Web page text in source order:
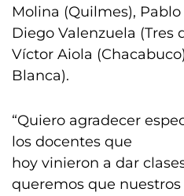
Molina (Quilmes),
Diego Valenzuela (Tres
Víctor Aiola
Blanca).
“Quiero agradecer
los docentes que
hoy vinieron a dar
queremos que